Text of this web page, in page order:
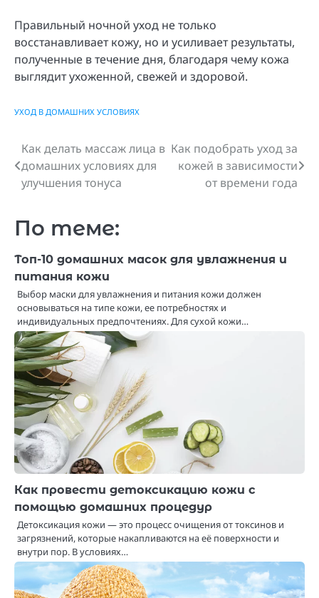
Правильный ночной уход не только
восстанавливает кожу, но и усиливает результаты,
полученные в течение дня, благодаря чему кожа
выглядит ухоженной, свежей и здоровой.
УХОД В ДОМАШНИХ УСЛОВИЯХ
Навигация
по
Как делать массаж лица в
домашних условиях для
улучшения тонуса
Как подобрать уход за
кожей в зависимости
от времени года
По теме:
Топ-10 домашних масок для увлажнения и
питания кожи
Выбор маски для увлажнения и питания кожи должен
основываться на типе кожи, ее потребностях и
индивидуальных предпочтениях. Для сухой кожи…
Как провести детоксикацию кожи с
помощью домашних процедур
Детоксикация кожи — это процесс очищения от токсинов и
загрязнений, которые накапливаются на её поверхности и
внутри пор. В условиях…